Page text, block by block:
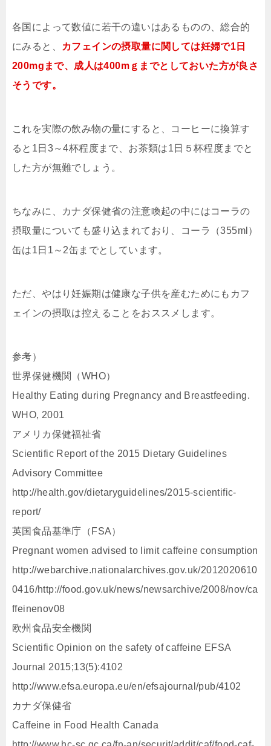
各国によって数値に若干の違いはあるものの、総合的
にみると、
カフェインの摂取量に関しては妊婦で1日
200mgまで、成人は400mｇまでとしておいた方が良さ
そうです。
これを実際の飲み物の量にすると、コーヒーに換算す
ると1日3～4杯程度まで、お茶類は1日５杯程度までと
した方が無難でしょう。
ちなみに、カナダ保健省の注意喚起の中にはコーラの
摂取量についても盛り込まれており、コーラ（355ml）
缶は1日1～2缶までとしています。
ただ、やはり妊娠期は健康な子供を産むためにもカフ
ェインの摂取は控えることをおススメします。
参考）
世界保健機関（WHO）
Healthy Eating during Pregnancy and Breastfeeding.
WHO, 2001
アメリカ保健福祉省
Scientific Report of the 2015 Dietary Guidelines
Advisory Committee
http://health.gov/dietaryguidelines/2015-scientific-
report/
英国食品基準庁（FSA）
Pregnant women advised to limit caffeine consumption
http://webarchive.nationalarchives.gov.uk/2012020610
0416/http://food.gov.uk/news/newsarchive/2008/nov/ca
ffeinenov08
欧州食品安全機関
Scientific Opinion on the safety of caffeine EFSA
Journal 2015;13(5):4102
http://www.efsa.europa.eu/en/efsajournal/pub/4102
カナダ保健省
Caffeine in Food Health Canada